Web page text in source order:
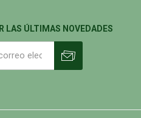
LAS ÚLTIMAS NOVEDADES